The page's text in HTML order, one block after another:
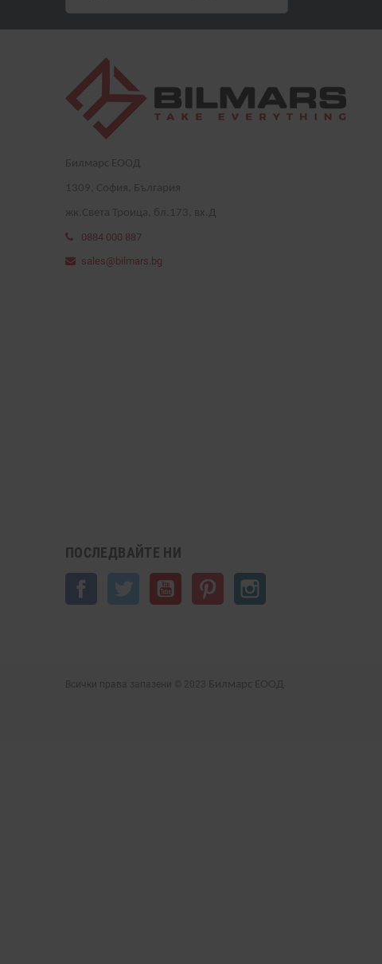
Билмарс ЕООД
1 309 , София, България
жк.Света Троица, бл.173, вх.Д
0884 000 887
sales@bilmars.bg
ПОСЛЕДВАЙТЕ НИ
Facebook Twitter YouTube Pinterest